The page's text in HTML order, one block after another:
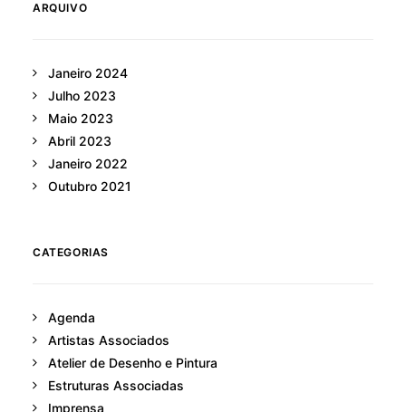
ARQUIVO
Janeiro 2024
Julho 2023
Maio 2023
Abril 2023
Janeiro 2022
Outubro 2021
CATEGORIAS
Agenda
Artistas Associados
Atelier de Desenho e Pintura
Estruturas Associadas
Imprensa